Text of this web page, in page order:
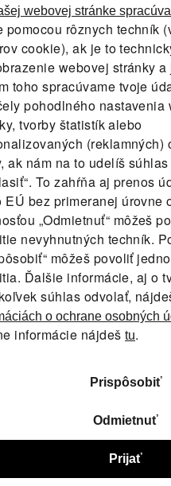
webovej stránke
pomocou rôznych techník
cookie), ak je to
webovej stránky
toho spracúvame tvoje
pohodlného nastavenia
tvorby štatistík alebo
(reklamných)
ak nám na to udelíš
To zahŕňa aj prenos
EÚ bez primeranej úrovne
„Odmietnuť“ môžeš
nevyhnutných techník.
môžeš povoliť
Ďalšie informácie, aj o
súhlas odvolať,
o ochrane osobných
informácie nájdeš tu.
Prispôsobiť
Odmietnuť
Prijať